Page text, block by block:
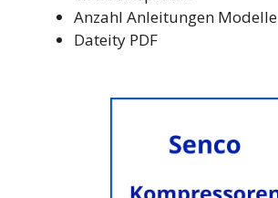
Anzahl Anleitungen Modelle
Dateity PDF